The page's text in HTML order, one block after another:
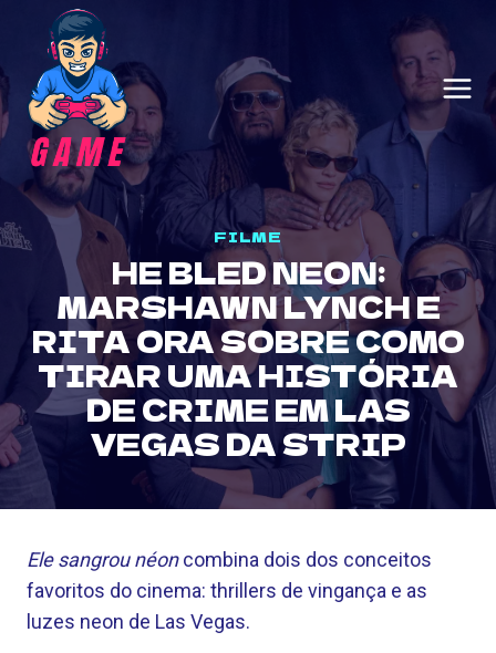
content
FILME
HE BLED NEON:
MARSHAWN LYNCH E
RITA ORA SOBRE COMO
TIRAR UMA HISTÓRIA
DE CRIME EM LAS
VEGAS DA STRIP
Ele sangrou néoncombina dois dos conceitos
favoritos do cinema: thrillers de vingança e as
luzes neon de Las Vegas.